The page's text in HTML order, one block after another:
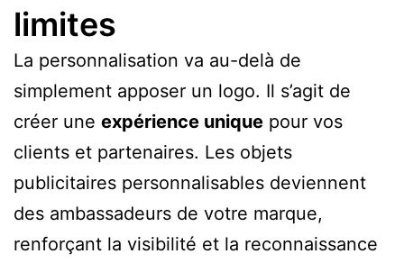
limites
La personnalisation va au-delà de
simplement apposer un logo. Il s’agit de
créer une expérience unique pour vos
clients et partenaires. Les objets
publicitaires personnalisables deviennent
des ambassadeurs de votre marque,
renforçant la visibilité et la reconnaissance